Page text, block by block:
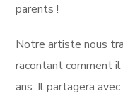
parents !
Notre artiste nous
racontant comment il
ans. Il partagera